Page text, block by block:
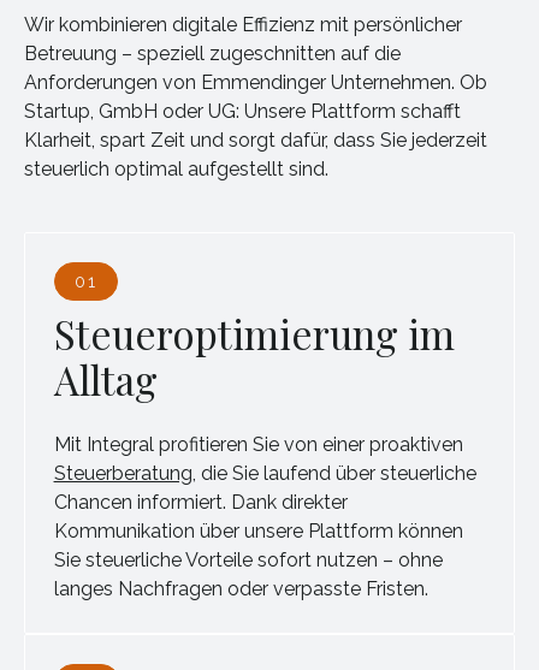
Wir kombinieren digitale Effizienz mit persönlicher
Betreuung – speziell zugeschnitten auf die
Anforderungen von Emmendinger Unternehmen. Ob
Startup, GmbH oder UG: Unsere Plattform schafft
Klarheit, spart Zeit und sorgt dafür, dass Sie jederzeit
steuerlich optimal aufgestellt sind.
01
Steueroptimierung im
Alltag
Mit Integral profitieren Sie von einer proaktiven
Steuerberatung, die Sie laufend über steuerliche
Chancen informiert. Dank direkter
Kommunikation über unsere Plattform können
Sie steuerliche Vorteile sofort nutzen – ohne
langes Nachfragen oder verpasste Fristen.